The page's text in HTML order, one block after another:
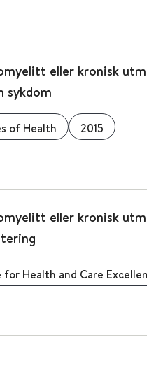
eller kronisk
sykdom
of Health 2015
eller kronisk
Health and Care